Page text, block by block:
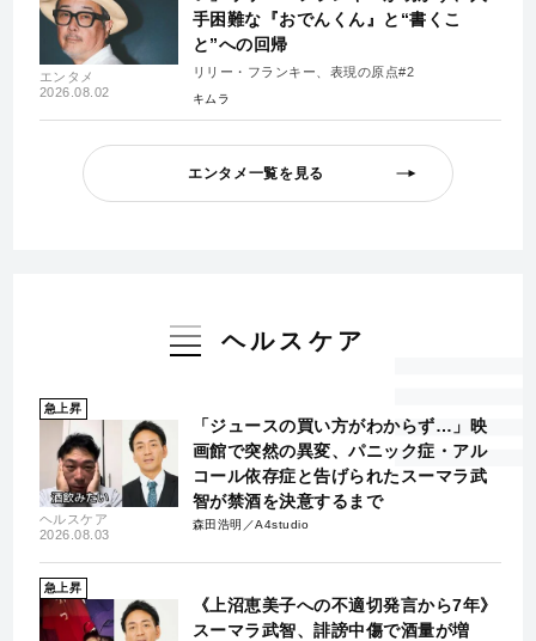
エンタメ
2026.08.02
手困難な『おでんくん』と“書くこ
と”への回帰
リリー・フランキー、表現の原点#2
キムラ
エンタメ一覧を見る
ヘルスケア
急上昇
ヘルスケア
2026.08.03
「ジュースの買い方がわからず…」映
画館で突然の異変、パニック症・アル
コール依存症と告げられたスーマラ武
智が禁酒を決意するまで
森田浩明／A4studio
急上昇
《上沼恵美子への不適切発言から7年》
スーマラ武智、誹謗中傷で酒量が増